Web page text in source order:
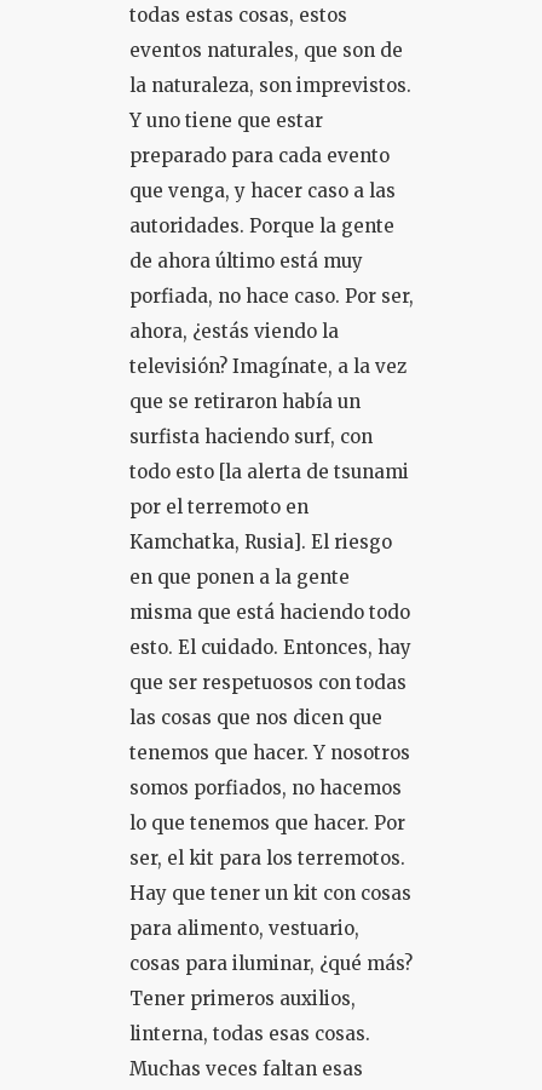
todas estas cosas, estos
eventos naturales, que son de
la naturaleza, son imprevistos.
Y uno tiene que estar
preparado para cada evento
que venga, y hacer caso a las
autoridades. Porque la gente
de ahora último está muy
porfiada, no hace caso. Por ser,
ahora, ¿estás viendo la
televisión? Imagínate, a la vez
que se retiraron había un
surfista haciendo surf, con
todo esto [la alerta de tsunami
por el terremoto en
Kamchatka, Rusia]. El riesgo
en que ponen a la gente
misma que está haciendo todo
esto. El cuidado. Entonces, hay
que ser respetuosos con todas
las cosas que nos dicen que
tenemos que hacer. Y nosotros
somos porfiados, no hacemos
lo que tenemos que hacer. Por
ser, el kit para los terremotos.
Hay que tener un kit con cosas
para alimento, vestuario,
cosas para iluminar, ¿qué más?
Tener primeros auxilios,
linterna, todas esas cosas.
Muchas veces faltan esas